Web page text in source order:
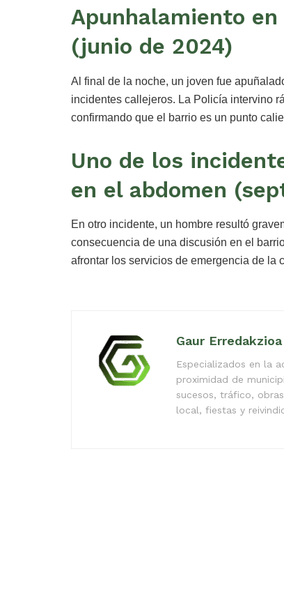
Apunhalamiento
(junio de 2024)
Al final de la noche, un joven fue
incidentes callejeros. La Policía intervino
confirmando que el barrio es un punto
Uno de los
en el abdomen
En otro incidente, un hombre resultó
consecuencia de una discusión en el
afrontar los servicios de emergencia de la
Gaur Erredakzioa
Especializados en la
proximidad de
sucesos, tráfico,
local, fiestas y